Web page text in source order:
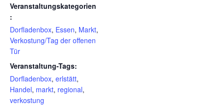
Veranstaltungskategorien
:
Dorfladenbox, Essen, Markt,
Verkostung/Tag der offenen
Tür
Veranstaltung-Tags:
Dorfladenbox, erlstätt,
Handel, markt, regional,
verkostung